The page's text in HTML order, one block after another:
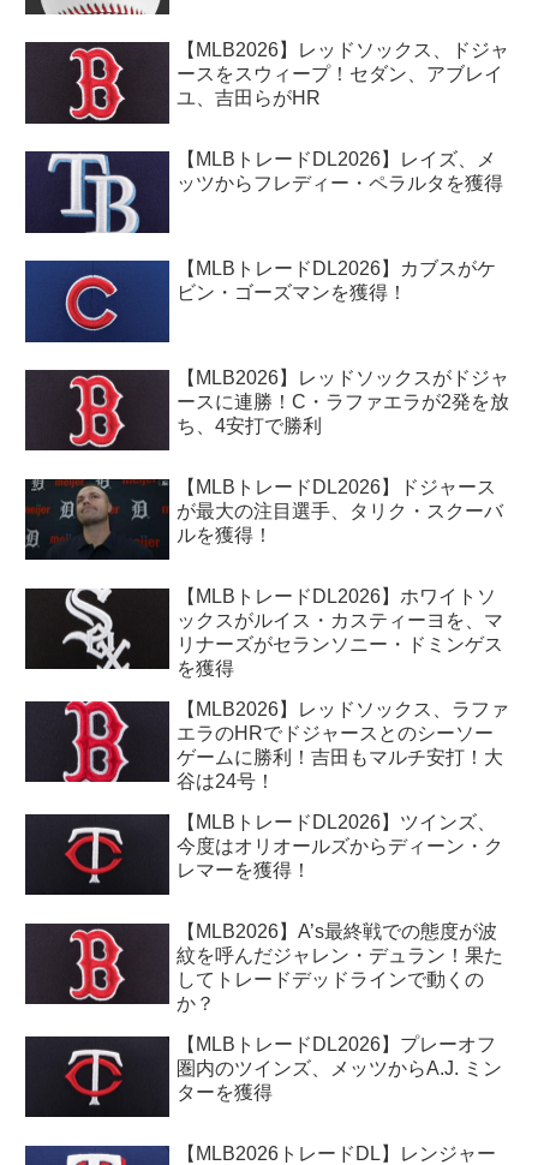
【MLB2026】レッドソックス、ドジャ
ースをスウィープ！セダン、アブレイ
ユ、吉田らがHR
【MLBトレードDL2026】レイズ、メ
ッツからフレディー・ペラルタを獲得
【MLBトレードDL2026】カブスがケ
ビン・ゴーズマンを獲得！
【MLB2026】レッドソックスがドジャ
ースに連勝！C・ラファエラが2発を放
ち、4安打で勝利
【MLBトレードDL2026】ドジャース
が最大の注目選手、タリク・スクーバ
ルを獲得！
【MLBトレードDL2026】ホワイトソ
ックスがルイス・カスティーヨを、マ
リナーズがセランソニー・ドミンゲス
を獲得
【MLB2026】レッドソックス、ラファ
エラのHRでドジャースとのシーソー
ゲームに勝利！吉田もマルチ安打！大
谷は24号！
【MLBトレードDL2026】ツインズ、
今度はオリオールズからディーン・ク
レマーを獲得！
【MLB2026】A’s最終戦での態度が波
紋を呼んだジャレン・デュラン！果た
してトレードデッドラインで動くの
か？
【MLBトレードDL2026】プレーオフ
圏内のツインズ、メッツからA.J. ミン
ターを獲得
【MLB2026トレードDL】レンジャー